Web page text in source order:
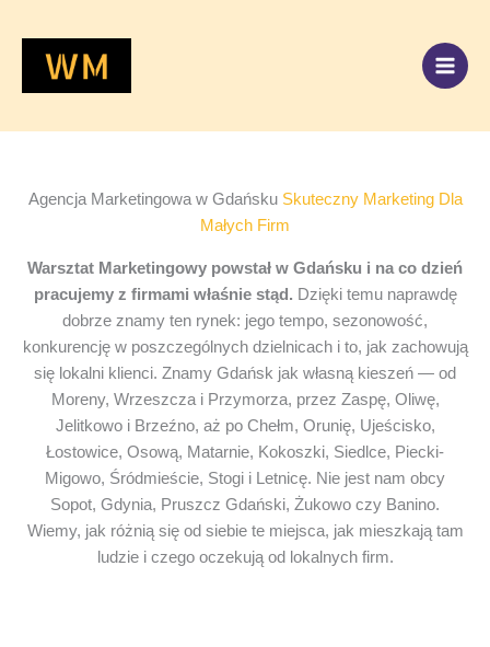
Agencja Marketingowa w Gdańsku Skuteczny Marketing Dla
Małych Firm
Warsztat Marketingowy powstał w Gdańsku i na co dzień
pracujemy z firmami właśnie stąd. Dzięki temu naprawdę
dobrze znamy ten rynek: jego tempo, sezonowość,
konkurencję w poszczególnych dzielnicach i to, jak zachowują
się lokalni klienci. Znamy Gdańsk jak własną kieszeń — od
Moreny, Wrzeszcza i Przymorza, przez Zaspę, Oliwę,
Jelitkowo i Brzeźno, aż po Chełm, Orunię, Ujeścisko,
Łostowice, Osową, Matarnie, Kokoszki, Siedlce, Piecki-
Migowo, Śródmieście, Stogi i Letnicę. Nie jest nam obcy
Sopot, Gdynia, Pruszcz Gdański, Żukowo czy Banino.
Wiemy, jak różnią się od siebie te miejsca, jak mieszkają tam
ludzie i czego oczekują od lokalnych firm.